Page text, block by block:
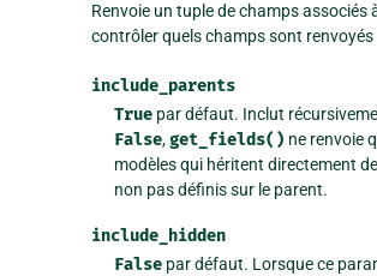
Renvoie un tuple de champs associés
contrôler quels champs sont renvoyés
include_parents
True par défaut. Inclut
False,get_fields() ne renvoie
modèles qui héritent directement
non pas définis sur le parent.
include_hidden
False par défaut. Lorsque ce